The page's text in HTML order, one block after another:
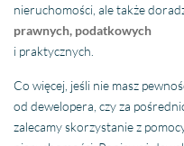
nieruchomości, ale także
prawnych, podatkowych
i praktycznych.
Co więcej, jeśli nie masz
od dewelopera, czy za
zalecamy skorzystanie z